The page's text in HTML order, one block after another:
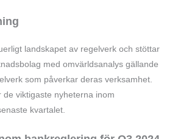
landskapet av regelverk och stöttar
med omvärldsanalys gällande
som påverkar deras verksamhet.
de viktigaste nyheterna inom
kvartalet.